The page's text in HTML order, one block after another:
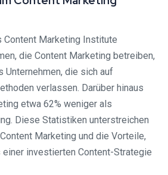
Content Marketing Institute
die Content Marketing betreiben,
Unternehmen, die sich auf
verlassen. Darüber hinaus
etwa 62% weniger als
Diese Statistiken unterstreichen
Marketing und die Vorteile,
einer investierten Content-Strategie